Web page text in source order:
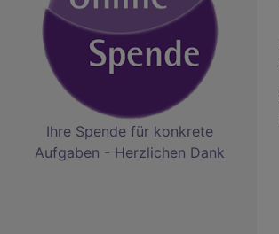
Ihre Spende für konkrete
Aufgaben - Herzlichen Dank